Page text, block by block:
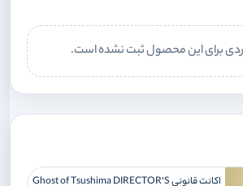
برای این محصول ثبت نشده است.
اکانت قانونی Ghost of Tsushima DIRECTOR’S